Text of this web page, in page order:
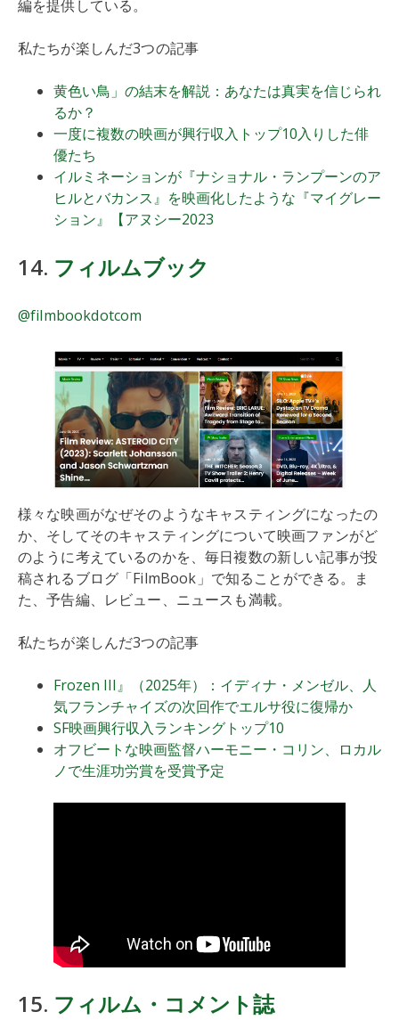
編を提供している。
私たちが楽しんだ3つの記事
黄色い鳥」の結末を解説：あなたは真実を信じられ
るか？
一度に複数の映画が興行収入トップ10入りした俳
優たち
イルミネーションが『ナショナル・ランプーンのア
ヒルとバカンス』を映画化したような『マイグレー
ション』【アヌシー2023
14. フィルムブック
@filmbookdotcom
様々な映画がなぜそのようなキャスティングになったの
か、そしてそのキャスティングについて映画ファンがど
のように考えているのかを、毎日複数の新しい記事が投
稿されるブログ「FilmBook」で知ることができる。ま
た、予告編、レビュー、ニュースも満載。
私たちが楽しんだ3つの記事
Frozen III』（2025年）：イディナ・メンゼル、人
気フランチャイズの次回作でエルサ役に復帰か
SF映画興行収入ランキングトップ10
オフビートな映画監督ハーモニー・コリン、ロカル
ノで生涯功労賞を受賞予定
15. フィルム・コメント誌